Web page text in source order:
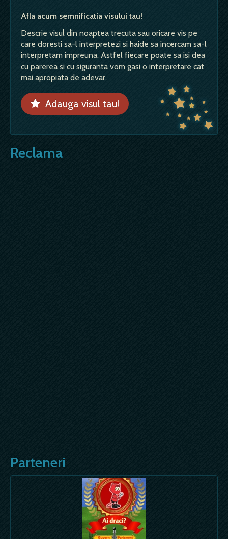
Afla acum semnificatia visului tau!
Descrie visul din noaptea trecuta sau oricare vis pe
care doresti sa-l interpretezi si haide sa incercam sa-l
interpretam impreuna. Astfel fiecare poate sa isi dea
cu parerea si cu siguranta vom gasi o interpretare cat
mai apropiata de adevar.
Adauga visul tau!
Reclama
Parteneri